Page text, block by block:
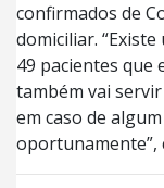
confirmados de
domiciliar.
49 pacientes que
também vai
em caso de
oportunamente”,